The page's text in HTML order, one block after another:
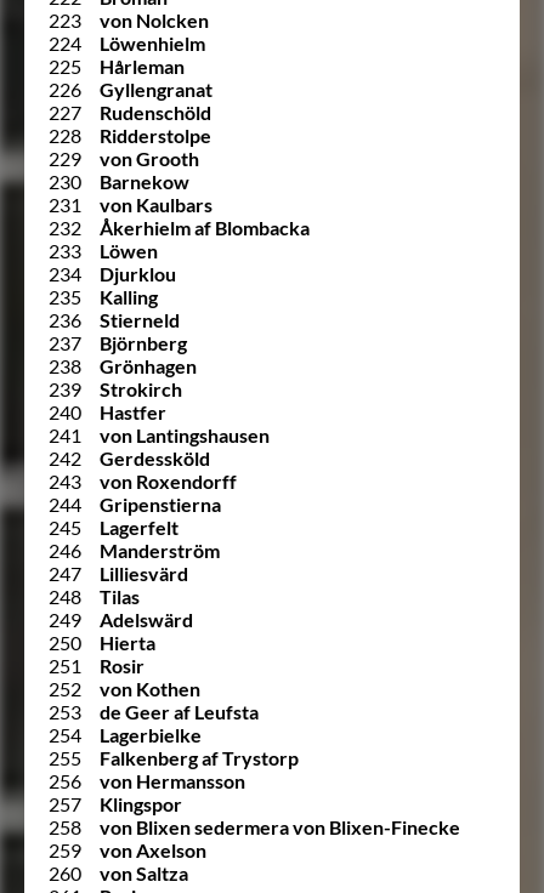
223
von Nolcken
224
Löwenhielm
225
Hårleman
226
Gyllengranat
227
Rudenschöld
228
Ridderstolpe
229
von Grooth
230
Barnekow
231
von Kaulbars
232
Åkerhielm af Blombacka
233
Löwen
234
Djurklou
235
Kalling
236
Stierneld
237
Björnberg
238
Grönhagen
239
Strokirch
240
Hastfer
241
von Lantingshausen
242
Gerdessköld
243
von Roxendorff
244
Gripenstierna
245
Lagerfelt
246
Manderström
247
Lilliesvärd
248
Tilas
249
Adelswärd
250
Hierta
251
Rosir
252
von Kothen
253
de Geer af Leufsta
254
Lagerbielke
255
Falkenberg af Trystorp
256
von Hermansson
257
Klingspor
258
von Blixen sedermera von Blixen-Finecke
259
von Axelson
260
von Saltza